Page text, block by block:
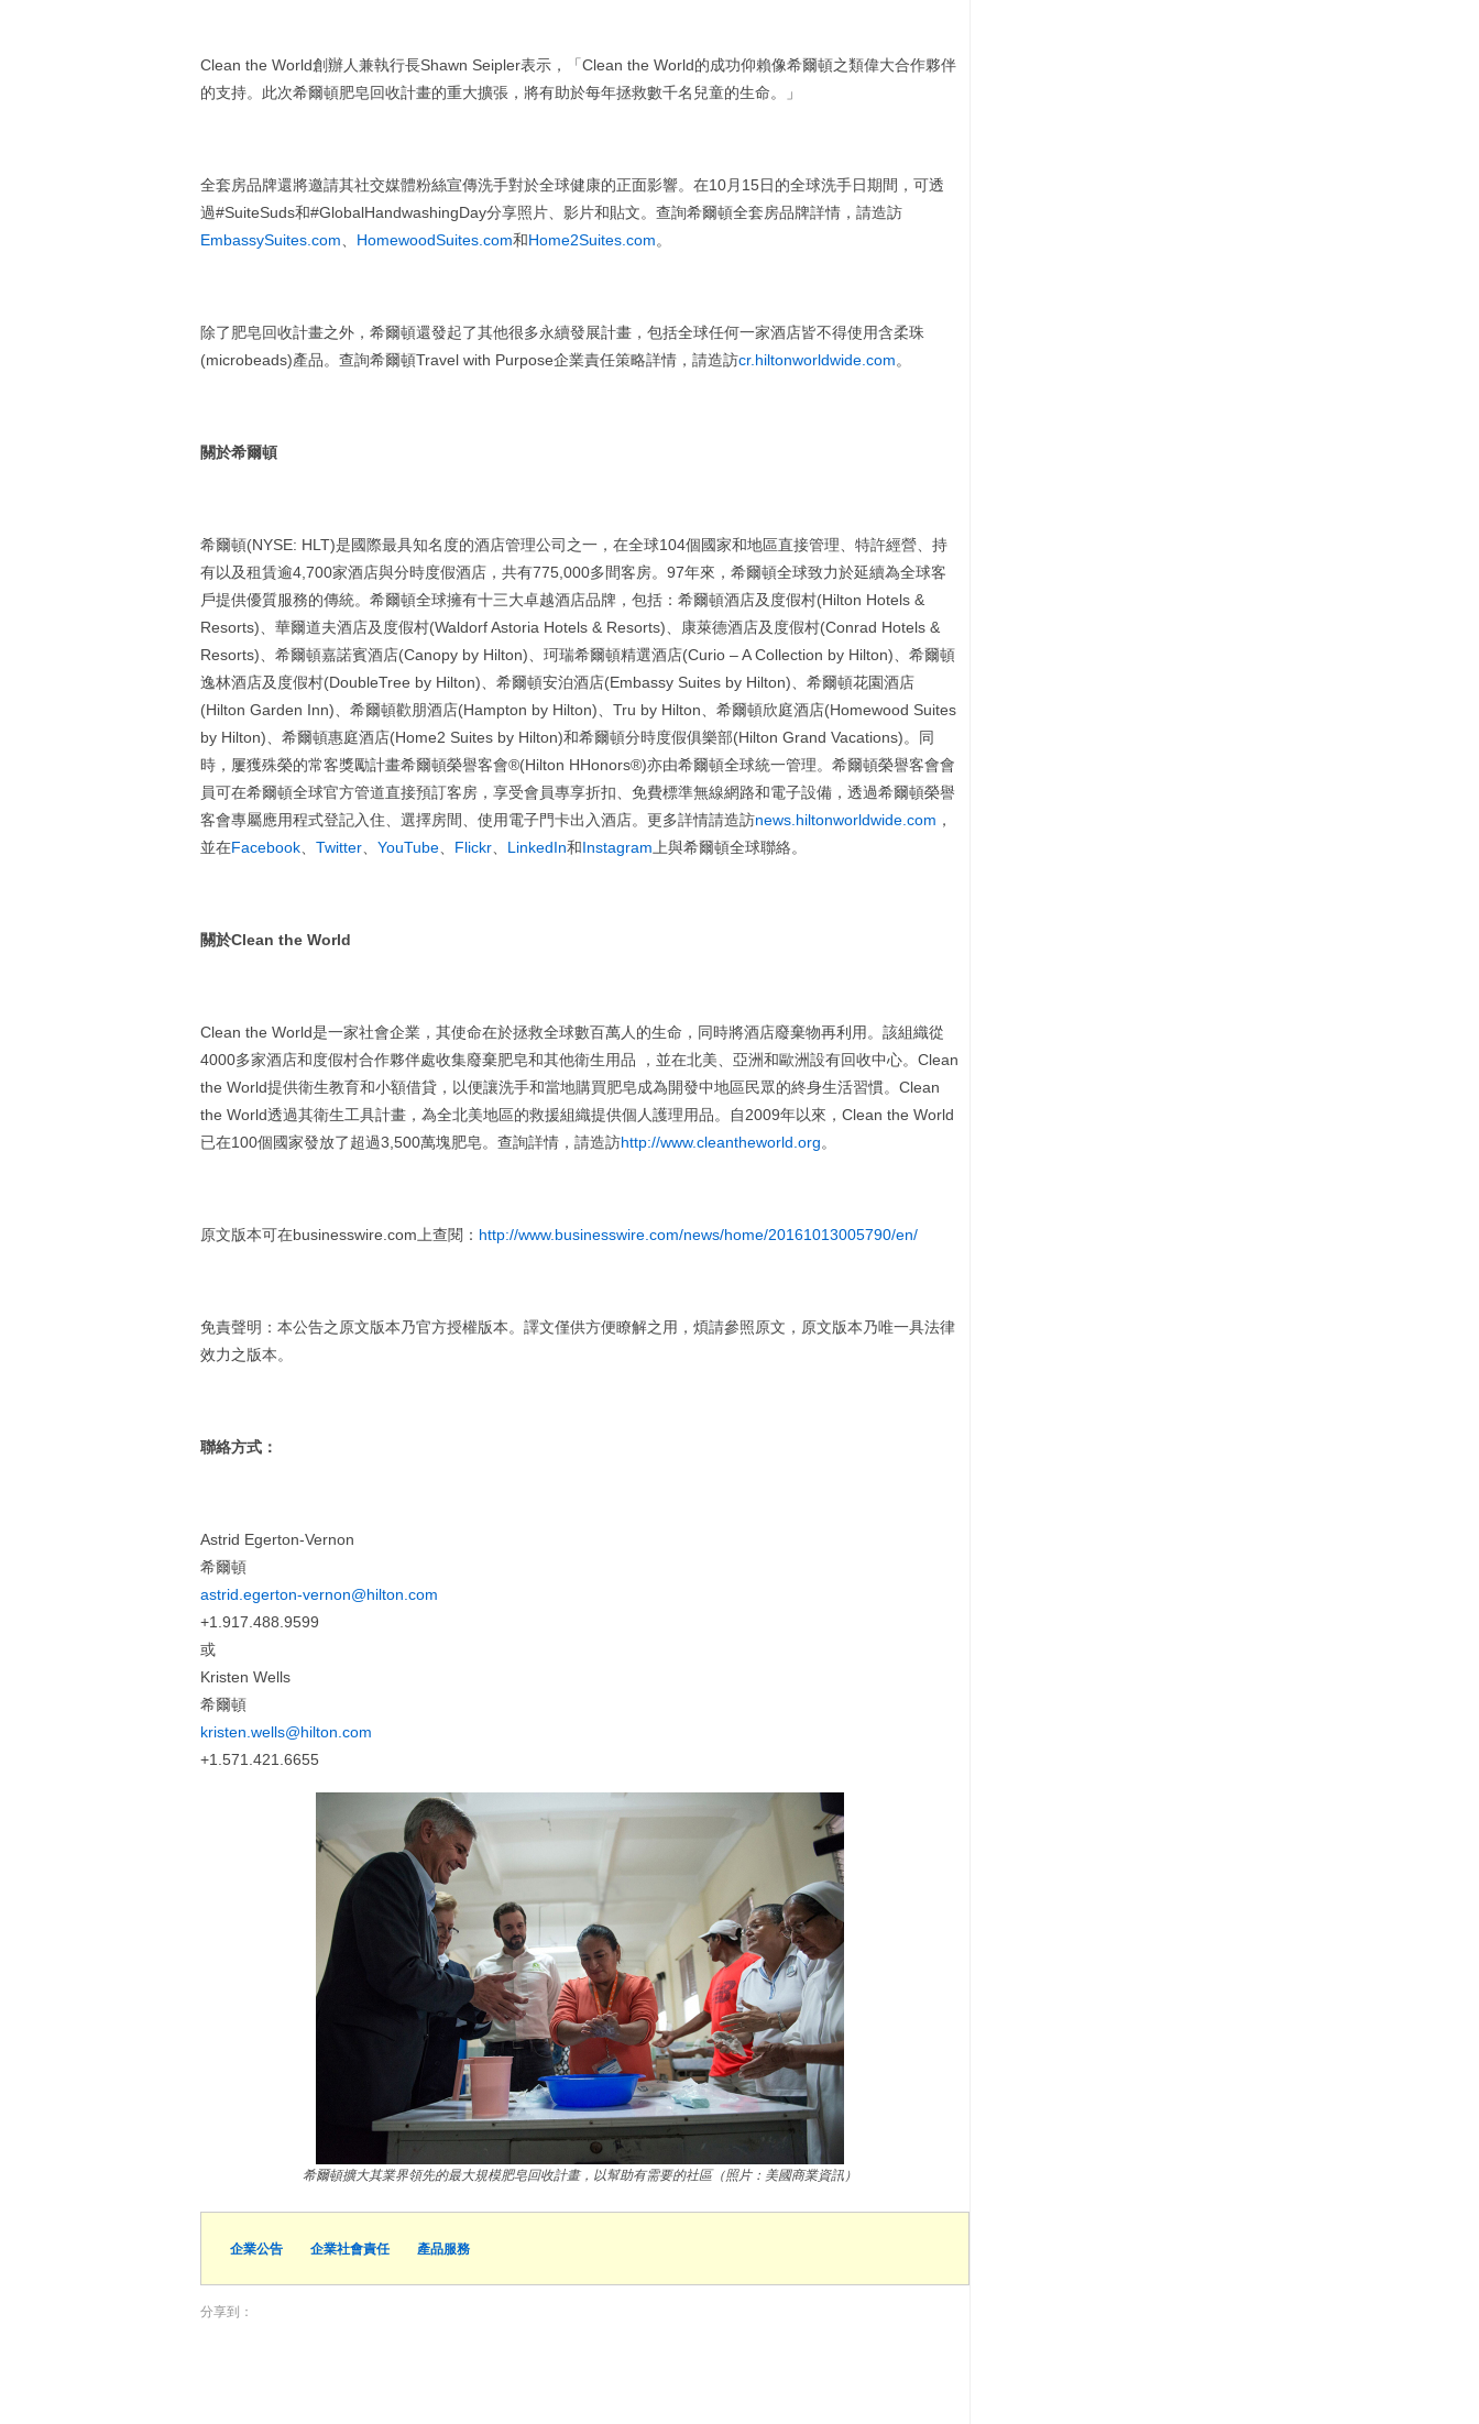
Clean the World創辦人兼執行長Shawn Seipler表示，「Clean the World的成功仰賴像希爾頓之類偉大合作夥伴
的支持。此次希爾頓肥皂回收計畫的重大擴張，將有助於每年拯救數千名兒童的生命。」
全套房品牌還將邀請其社交媒體粉絲宣傳洗手對於全球健康的正面影響。在10月15日的全球洗手日期間，可透
過#SuiteSuds和#GlobalHandwashingDay分享照片、影片和貼文。查詢希爾頓全套房品牌詳情，請造訪
EmbassySuites.com
HomewoodSuites.com和Home2Suites.com。
除了肥皂回收計畫之外，希爾頓還發起了其他很多永續發展計畫，包括全球任何一家酒店皆不得使用含柔珠
(microbeads)產品。查詢希爾頓Travel with Purpose企業責任策略詳情，請造訪cr.hiltonworldwide.com。
關於希爾頓
希爾頓(NYSE: HLT)是國際最具知名度的酒店管理公司之一，在全球104個國家和地區直接管理、特許經營、持
有以及租賃逾4,700家酒店與分時度假酒店，共有775,000多間客房。97年來，希爾頓全球致力於延續為全球客
戶提供優質服務的傳統。希爾頓全球擁有十三大卓越酒店品牌，包括：希爾頓酒店及度假村(Hilton Hotels &
Resorts)、華爾道夫酒店及度假村(Waldorf Astoria Hotels & Resorts)、康萊德酒店及度假村(Conrad Hotels &
Resorts)、希爾頓嘉諾賓酒店(Canopy by Hilton)、珂瑞希爾頓精選酒店(Curio – A Collection by Hilton)、希爾頓
逸林酒店及度假村(DoubleTree by Hilton)、希爾頓安泊酒店(Embassy Suites by Hilton)、希爾頓花園酒店
(Hilton Garden Inn)、希爾頓歡朋酒店(Hampton by Hilton)、Tru by Hilton、希爾頓欣庭酒店(Homewood Suites
by Hilton)、希爾頓惠庭酒店(Home2 Suites by Hilton)和希爾頓分時度假俱樂部(Hilton Grand Vacations)。同
時，屢獲殊榮的常客獎勵計畫希爾頓榮譽客會®(Hilton HHonors®)亦由希爾頓全球統一管理。希爾頓榮譽客會會
員可在希爾頓全球官方管道直接預訂客房，享受會員專享折扣、免費標準無線網路和電子設備，透過希爾頓榮譽
客會專屬應用程式登記入住、選擇房間、使用電子門卡出入酒店。更多詳情請造訪news.hiltonworldwide.com ，
並在Facebook Twitter YouTube Flickr LinkedIn和Instagram 上與希爾頓全球聯絡。
關於Clean the World
Clean the World是一家社會企業，其使命在於拯救全球數百萬人的生命，同時將酒店廢棄物再利用。該組織從
4000多家酒店和度假村合作夥伴處收集廢棄肥皂和其他衛生用品 ，並在北美、亞洲和歐洲設有回收中心。Clean
the World提供衛生教育和小額借貸，以便讓洗手和當地購買肥皂成為開發中地區民眾的終身生活習慣。Clean
the World透過其衛生工具計畫，為全北美地區的救援組織提供個人護理用品。自2009年以來，Clean the World
已在100個國家發放了超過3,500萬塊肥皂。查詢詳情，請造訪http://www.cleantheworld.org。
原文版本可在businesswire.com上查閱： http://www.businesswire.com/news/home/20161013005790/en/
免責聲明：本公告之原文版本乃官方授權版本。譯文僅供方便瞭解之用，煩請參照原文，原文版本乃唯一具法律
效力之版本。
聯絡方式：
Astrid Egerton-Vernon
希爾頓
astrid.egerton-vernon@hilton.com
+1.917.488.9599
或
Kristen Wells
希爾頓
kristen.wells@hilton.com
+1.571.421.6655
希爾頓擴大其業界領先的最大規模肥皂回收計畫，以幫助有需要的社區（照片：美國商業資訊）
企業公告 企業社會責任 產品服務
分享到：